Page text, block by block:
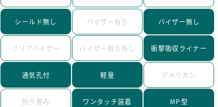
シールド無し バイザー有り バイザー無し
クリアバイザー バイザー取り外し 衝撃吸収ライナー
通気孔付 軽量 アメリカン
折り畳み ワンタッチ装着 MP型